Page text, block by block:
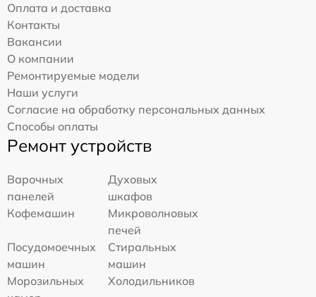
Оплата и доставка
Контакты
Вакансии
О компании
Ремонтируемые модели
Наши услуги
Согласие на обработку персональных данных
Способы оплаты
Ремонт устройств
Варочных
панелей
Духовых
шкафов
Кофемашин
Микроволновых
печей
Посудомоечных
машин
Стиральных
машин
Морозильных
Холодильников